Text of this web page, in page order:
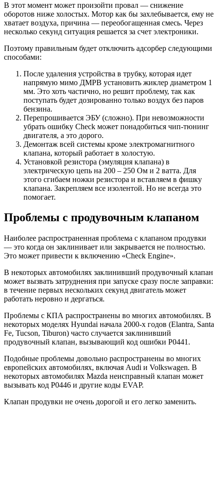
В этот момент может произойти провал — снижение
оборотов ниже холостых. Мотор как бы захлебывается, ему не
хватает воздуха, причина — переобогащенная смесь. Через
несколько секунд ситуация решается за счет электроники.
Поэтому правильным будет отключить адсорбер следующими
способами:
После удаления устройства в трубку, которая идет
напрямую мимо ДМРВ установить жиклер диаметром 1
мм. Это хоть частично, но решит проблему, так как
поступать будет дозированно только воздух без паров
бензина.
Перепрошивается ЭБУ (сложно). При невозможности
убрать ошибку Check может понадобиться чип-тюнинг
двигателя, а это дорого.
Демонтаж всей системы кроме электромагнитного
клапана, который работает в холостую.
Установкой резистора (эмуляция клапана) в
электрическую цепь на 200 – 250 Ом и 2 ватта. Для
этого сгибаем ножки резистора и вставляем в фишку
клапана. Закрепляем все изолентой. Но не всегда это
помогает.
Проблемы с продувочным клапаном
Наиболее распространенная проблема с клапаном продувки
— это когда он заклинивает или закрывается не полностью.
Это может привести к включению «Check Engine».
В некоторых автомобилях заклинивший продувочный клапан
может вызвать затруднения при запуске сразу после заправки:
в течение первых нескольких секунд двигатель может
работать неровно и дергаться.
Проблемы с КПА распространены во многих автомобилях. В
некоторых моделях Hyundai начала 2000-х годов (Elantra, Santa
Fe, Tucson, Tiburon) часто случается заклинивший
продувочный клапан, вызывающий код ошибки P0441.
Подобные проблемы довольно распространены во многих
европейских автомобилях, включая Audi и Volkswagen. В
некоторых автомобилях Mazda неисправный клапан может
вызывать код P0446 и другие коды EVAP.
Клапан продувки не очень дорогой и его легко заменить.